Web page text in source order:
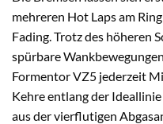
mehreren Hot Laps am
Fading. Trotz des höheren
spürbare
Formentor VZ5 jederzeit
Kehre entlang der
aus der vierflutigen